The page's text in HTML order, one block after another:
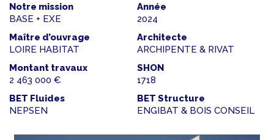
Notre mission
BASE + EXE
Année
2024
Maître d’ouvrage
LOIRE HABITAT
Architecte
ARCHIPENTE & RIVAT
Montant travaux
2 463 000 €
SHON
1718
BET Fluides
NEPSEN
BET Structure
ENGIBAT & BOIS CONSEIL